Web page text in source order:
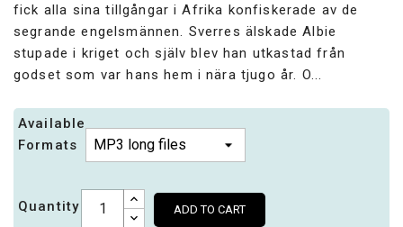
fick alla sina tillgångar i Afrika konfiskerade av de
segrande engelsmännen. Sverres älskade Albie
stupade i kriget och själv blev han utkastad från
godset som var hans hem i nära tjugo år. O...
Available
Formats
Quantity ADD TO CART